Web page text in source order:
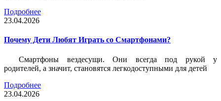
Подробнее
23.04.2026
Почему Дети Любят Играть со Смартфонами?
Смартфоны вездесущи. Они всегда под рукой у
родителей, а значит, становятся легкодоступными для детей
Подробнее
23.04.2026